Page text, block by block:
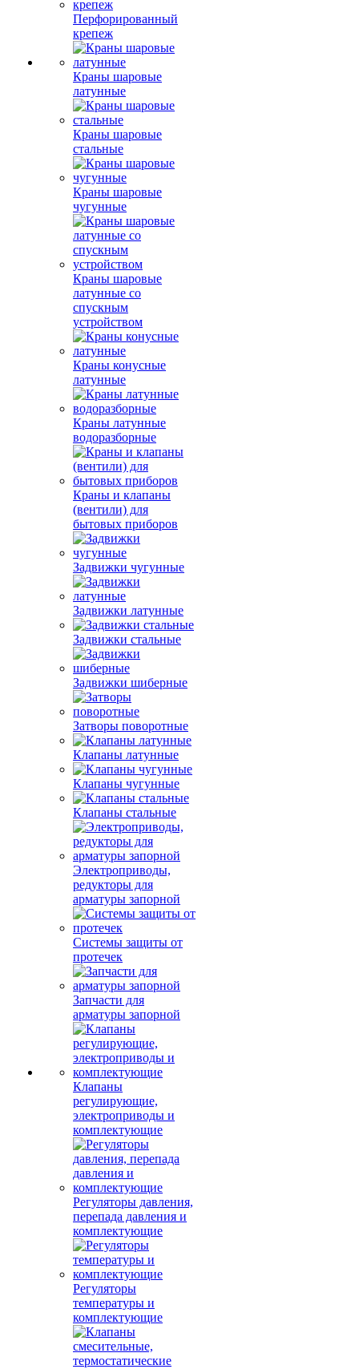
Перфорированный
крепеж
Краны шаровые
латунные
Краны шаровые
стальные
Краны шаровые
чугунные
Краны шаровые
латунные со
спускным
устройством
Краны конусные
латунные
Краны латунные
водоразборные
Краны и клапаны
(вентили) для
бытовых приборов
Задвижки чугунные
Задвижки латунные
Задвижки стальные
Задвижки шиберные
Затворы поворотные
Клапаны латунные
Клапаны чугунные
Клапаны стальные
Электроприводы,
редукторы для
арматуры запорной
Системы защиты от
протечек
Запчасти для
арматуры запорной
Клапаны
регулирующие,
электроприводы и
комплектующие
Регуляторы давления,
перепада давления и
комплектующие
Регуляторы
температуры и
комплектующие